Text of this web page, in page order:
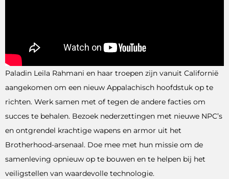
Paladin Leila Rahmani en haar troepen zijn vanuit Californië
aangekomen om een ​​nieuw Appalachisch hoofdstuk op te
richten. Werk samen met of tegen de andere facties om
succes te behalen. Bezoek nederzettingen met nieuwe NPC’s
en ontgrendel krachtige wapens en armor uit het
Brotherhood-arsenaal. Doe mee met hun missie om de
samenleving opnieuw op te bouwen en te helpen bij het
veiligstellen van waardevolle technologie.